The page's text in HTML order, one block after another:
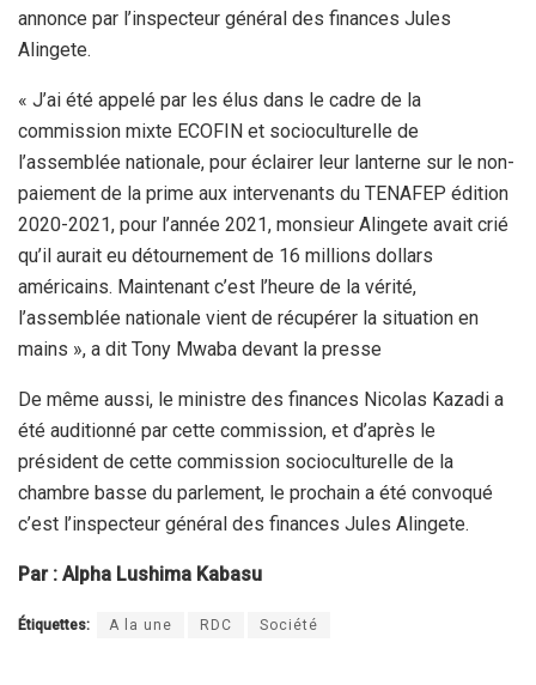
annonce par l’inspecteur général des finances Jules
Alingete.
« J’ai été appelé par les élus dans le cadre de la
commission mixte ECOFIN et socioculturelle de
l’assemblée nationale, pour éclairer leur lanterne sur le non-
paiement de la prime aux intervenants du TENAFEP édition
2020-2021, pour l’année 2021, monsieur Alingete avait crié
qu’il aurait eu détournement de 16 millions dollars
américains. Maintenant c’est l’heure de la vérité,
l’assemblée nationale vient de récupérer la situation en
mains », a dit Tony Mwaba devant la presse
De même aussi, le ministre des finances Nicolas Kazadi a
été auditionné par cette commission, et d’après le
président de cette commission socioculturelle de la
chambre basse du parlement, le prochain a été convoqué
c’est l’inspecteur général des finances Jules Alingete.
Par : Alpha Lushima Kabasu
Étiquettes: A la une RDC Société